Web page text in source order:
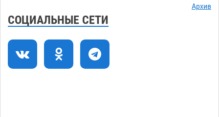
Краснодарской в Астрахани скончались
Астраханский суд оценил четыре удара по
голове полицейского в сто тысяч рублей
Архив
СОЦИАЛЬНЫЕ СЕТИ